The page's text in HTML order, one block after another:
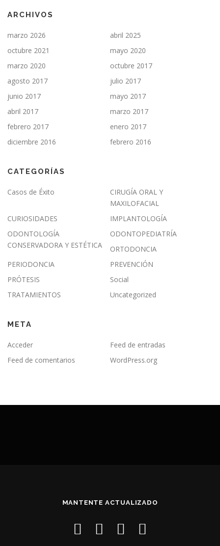
ARCHIVOS
marzo 2026
abril 2025
octubre 2021
mayo 2020
marzo 2020
octubre 2017
agosto 2017
julio 2017
junio 2017
mayo 2017
abril 2017
marzo 2017
febrero 2017
enero 2017
diciembre 2016
febrero 2016
CATEGORÍAS
Casos de Éxito
CIRUGÍA ORAL Y
MAXILOFACIAL
CURIOSIDADES
IMPLANTOLOGÍA
ODONTOLOGÍA
CONSERVADORA Y ESTÉTICA
ODONTOPEDIATRÍA
ORTODONCIA
PERIODONCIA
PREVENCIÓN
PRÓTESIS
Social
TRATAMIENTOS
Uncategorized
META
Acceder
Feed de entradas
Feed de comentarios
WordPress.org
MANTENTE ACTUALIZADO